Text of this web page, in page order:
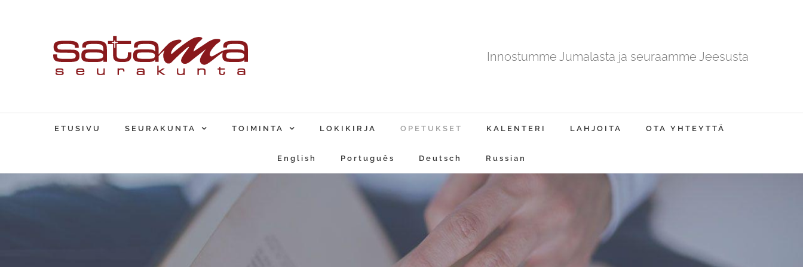
Innostumme Jumalasta ja seuraamme Jeesusta
ETUSIVU SEURAKUNTA TOIMINTA LOKIKIRJA OPETUKSET KALENTERI LAHJOITA OTA YHTEYTTÄ
English Português Deutsch Russian